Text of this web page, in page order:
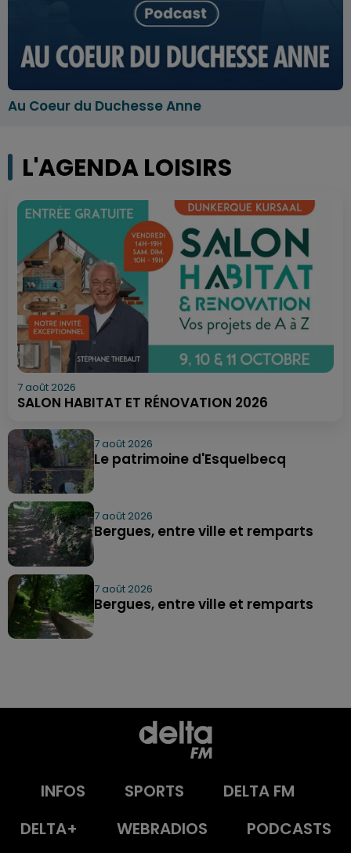
Au Coeur du Duchesse Anne
L'AGENDA LOISIRS
7 août 2026
SALON HABITAT ET RÉNOVATION 2026
7 août 2026
Le patrimoine d'Esquelbecq
7 août 2026
Bergues, entre ville et remparts
7 août 2026
Bergues, entre ville et remparts
INFOS SPORTS
DELTA FM
DELTA+
WEBRADIOS PODCASTS